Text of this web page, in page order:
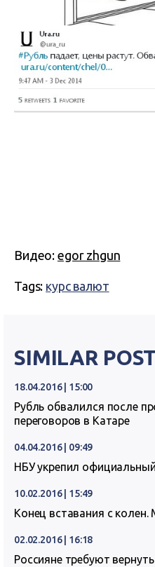
Видео: egor zhgun
Tags: курс валют
SIMILAR
18.04.2016 | 15:00
Рубль обвалился после
переговоров в Катаре
04.04.2016 | 09:49
НБУ укрепил
10.02.2016 | 15:49
Конец вставания с
02.02.2016 | 16:18
Россияне требуют